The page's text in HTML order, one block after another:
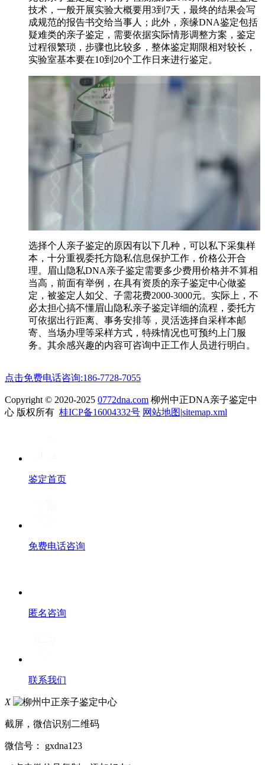
技术，一般开展实验大概要用3到7天，最终的结果会写
成规范的报告书交给当事人；此外，亲缘DNA鉴定包括
疑难类的亲子鉴定，需要依据实际情形调整方案，鉴定
过程很繁琐，步骤也比较多，整体鉴定期限相对较长，
实验室基本要在10到20个工作日来进行鉴定。
选择个人亲子鉴定的原因有以下几种，可以私下采集样
本，十分重视委托方隐私信息保护工作，价格公开合
理。眉山隐私DNA亲子鉴定需要多少费用价格并不算相
当高，前面有举例，在具有资质的亲子鉴定中心做鉴
定，被鉴定人如父、子需花费2000-3000元。实际上，不
必太担心搞不懂眉山隐私亲子鉴定详细的流程，委托方
可依据出行距离、事务安排等，灵活选择自采样本邮
寄、当场办理等采样方式，特殊情况也可预约上门服
务。其余感兴趣的内容可咨询中正工作人员进行明白。
点击免费电话咨询:186-7728-7055
Copyright © 2020-2025 0772dna.com 柳州中正DNA亲子鉴定中
心 版权所有 桂ICP备16004332号 网站地图|sitemap.xml
鉴定首页
免费电话咨询
匿名咨询
联系我们
X
截屏，微信识别二维码
微信号： gxdna123